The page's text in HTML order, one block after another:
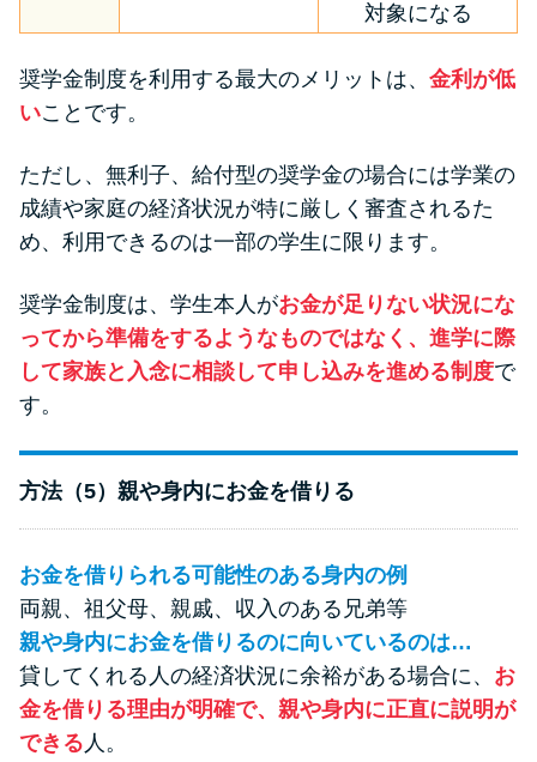
対象になる
奨学金制度を利用する最大のメリットは、 金利が低
いことです。
ただし、無利子、給付型の奨学金の場合には学業の
成績や家庭の経済状況が特に厳しく審査されるた
め、利用できるのは一部の学生に限ります。
奨学金制度は、学生本人がお金が足りない状況にな
ってから準備をするようなものではなく、進学に際
して家族と入念に相談して申し込みを進める制度で
す。
方法（5）親や身内にお金を借りる
お金を借りられる可能性のある身内の例
両親、祖父母、親戚、収入のある兄弟等
親や身内にお金を借りるのに向いているのは…
貸してくれる人の経済状況に余裕がある場合に、 お
金を借りる理由が明確で、親や身内に正直に説明が
できる 人。